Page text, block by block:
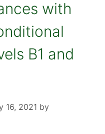
with
B1 and
16, 2021 by